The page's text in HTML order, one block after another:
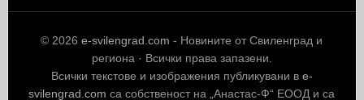
© 2026e-svilengrad.com - Новините от Свиленград и
региона · Всички права запазени.
Всички текстове и изображения публикувани в e-
svilengrad.com са собственост на „Анастас-Ф“ ЕООД и са